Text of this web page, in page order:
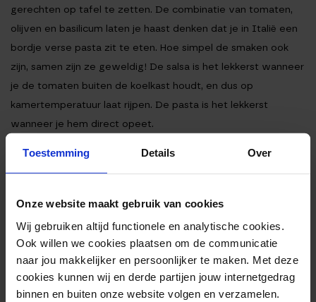
Toestemming Details Over
Onze website maakt gebruik van cookies
Wij gebruiken altijd functionele en analytische cookies.
Ook willen we cookies plaatsen om de communicatie
naar jou makkelijker en persoonlijker te maken. Met deze
cookies kunnen wij en derde partijen jouw internetgedrag
binnen en buiten onze website volgen en verzamelen.
gerechten op tafel te zetten. De combinatie van tomaten,
olijven en basilicum laten je haast denken dat je in Italië een
bordje verse pasta zit te eten. Hoe simpel de smaken ook
zijn, samen zijn ze geweldig! De salsa is het lekkerst wanneer
je de tomaten buiten de koelkast houdt, en dus op
kamertemperatuur laat rijpen. De pasta is het lekkerst
wanneer je hem direct opeet.
INGREDIËNTEN
600gr rijpe tomaten
12 zwarte olijven